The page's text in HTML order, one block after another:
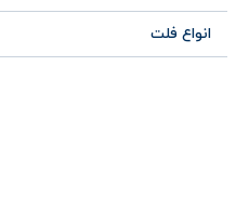
انواع فلت